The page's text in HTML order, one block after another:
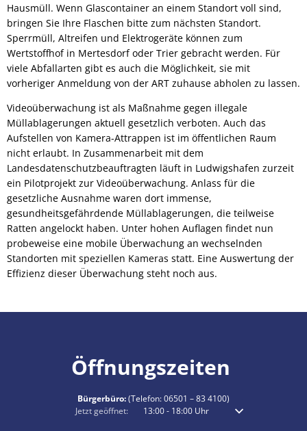
Hausmüll. Wenn Glascontainer an einem Standort voll sind,
bringen Sie Ihre Flaschen bitte zum nächsten Standort.
Sperrmüll, Altreifen und Elektrogeräte können zum
Wertstoffhof in Mertesdorf oder Trier gebracht werden. Für
viele Abfallarten gibt es auch die Möglichkeit, sie mit
vorheriger Anmeldung von der ART zuhause abholen zu lassen.
Videoüberwachung ist als Maßnahme gegen illegale
Müllablagerungen aktuell gesetzlich verboten. Auch das
Aufstellen von Kamera-Attrappen ist im öffentlichen Raum
nicht erlaubt. In Zusammenarbeit mit dem
Landesdatenschutzbeauftragten läuft in Ludwigshafen zurzeit
ein Pilotprojekt zur Videoüberwachung. Anlass für die
gesetzliche Ausnahme waren dort immense,
gesundheitsgefährdende Müllablagerungen, die teilweise
Ratten angelockt haben. Unter hohen Auflagen findet nun
probeweise eine mobile Überwachung an wechselnden
Standorten mit speziellen Kameras statt. Eine Auswertung der
Effizienz dieser Überwachung steht noch aus.
Öffnungszeiten
Bürgerbüro:(Telefon:06501 – 83 4100)
Klicken, um weitere Öffnungs- oder Schließzeiten auszublenden
Jetzt geöffnet: 13:00- 18:00Uhr Von 13:00 bis 18:00